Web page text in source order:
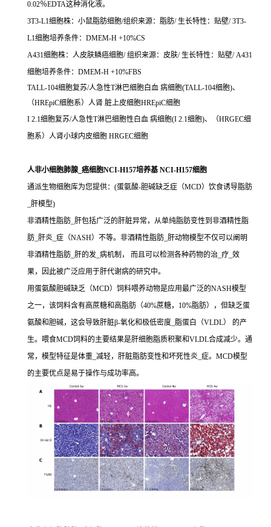
0.02％EDTA这种消化液。
3T3-L1细胞株：小鼠脂肪细胞/组织来源：脂肪/ 生长特性：贴壁/ 3T3-
L1细胞培养条件：DMEM-H +10%CS
A431细胞株：人皮肤鳞癌细胞/ 组织来源：皮肤/ 生长特性：贴壁/ A431
细胞培养条件：DMEM-H +10%FBS
TALL-104细胞复苏/人急性T淋巴细胞白血 病细胞(TALL-104细胞)、
（HREpiC细胞系）人肾 脏上皮细胞HREpiC细胞
I 2.1细胞复苏/人急性T淋巴细胞性白血 病细胞(I 2.1细胞)、（HRGEC细
胞系）人肾小球内皮细胞 HRGEC细胞
人非小细胞肺腺_癌细胞NCI-H157培养基 NCI-H157细胞
通派生物细胞库为您提供：(蛋氨酸-胆碱缺乏症（MCD）饮食诱导脂肪
_肝模型)
非酒精性脂肪_肝包括广泛的肝脏异常，从单纯脂肪变性到非酒精性脂
肪_肝炎_症（NASH）不等。非酒精性脂肪_肝动物模型不仅可以阐明
非酒精性脂肪_肝的发_病机制， 而且可以检测各种药物的治_疗_效
果，因此被广泛应用于肝代谢病的研究中。
用蛋氨酸胆碱缺乏（MCD）饲料喂养动物是应用最广泛的NASH模型
之一，该饲料含有高蔗糖和高脂肪（40%蔗糖，10%脂肪），但缺乏蛋
氨酸和胆碱，这会导致肝脏β-氧化和极低密度_脂蛋白（VLDL） 的产
生。喂食MCD饲料的主要结果是肝细胞脂质积聚和VLDL合成减少。通
常，模型特征是体重_减轻，肝脏脂肪变性和坏死性炎_症。MCD模型
的主要优点是易于操作与成功率高。